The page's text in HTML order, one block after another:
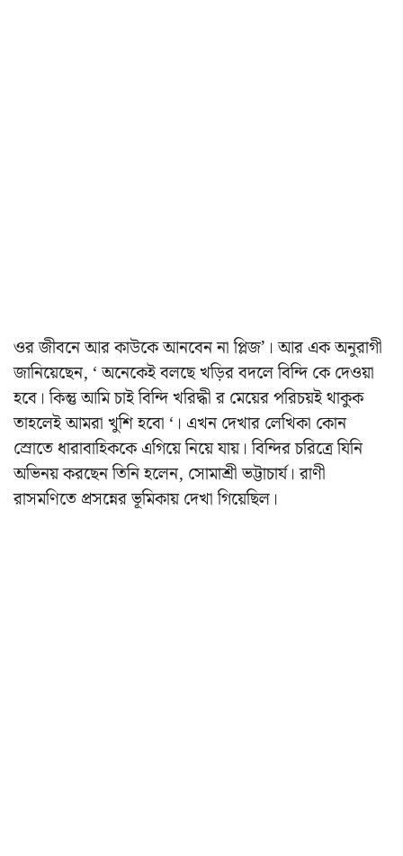
ওর জীবনে আর কাউকে আনবেন না প্লিজ’। আর এক অনুরাগী
জানিয়েছেন, ‘ অনেকেই বলছে খড়ির বদলে বিন্দি কে দেওয়া
হবে। কিন্তু আমি চাই বিন্দি খরিদ্ধী র মেয়ের পরিচয়ই থাকুক
তাহলেই আমরা খুশি হবো ‘। এখন দেখার লেখিকা কোন
স্রোতে ধারাবাহিককে এগিয়ে নিয়ে যায়। বিন্দির চরিত্রে যিনি
অভিনয় করছেন তিনি হলেন, সোমাশ্রী ভট্টাচার্য। রাণী
রাসমণিতে প্রসন্নের ভূমিকায় দেখা গিয়েছিল।